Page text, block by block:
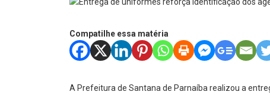
Compatilhe essa matéria
A Prefeitura de Santana de Parnaíba realizou a